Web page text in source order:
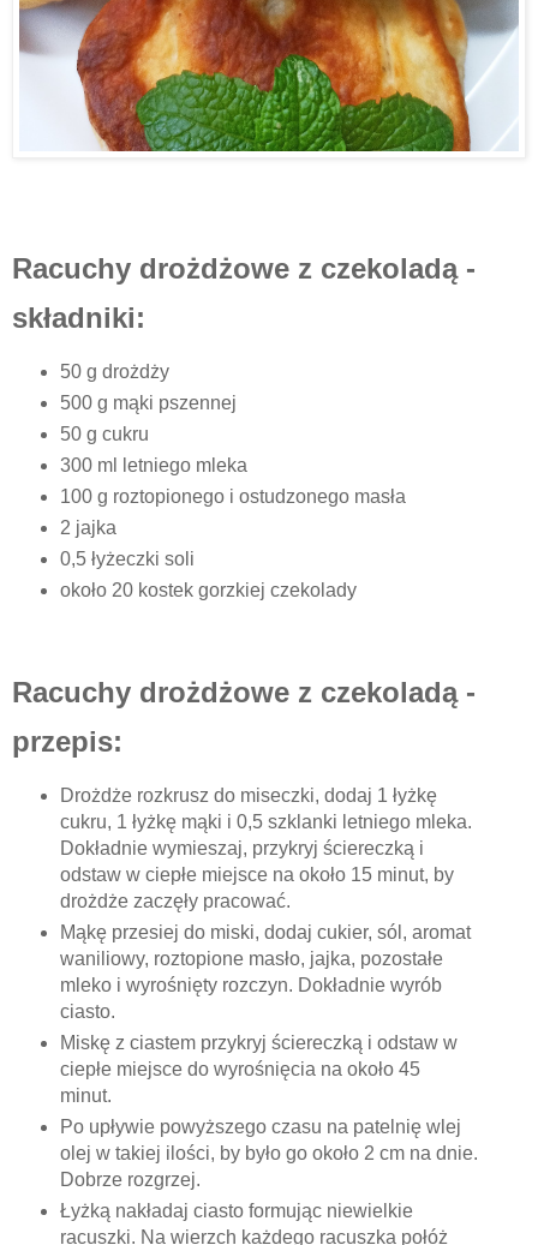
Racuchy drożdżowe z czekoladą -
składniki:
50 g drożdży
500 g mąki pszennej
50 g cukru
300 ml letniego mleka
100 g roztopionego i ostudzonego masła
2 jajka
0,5 łyżeczki soli
około 20 kostek gorzkiej czekolady
Racuchy drożdżowe z czekoladą -
przepis:
Drożdże rozkrusz do miseczki, dodaj 1 łyżkę
cukru, 1 łyżkę mąki i 0,5 szklanki letniego mleka.
Dokładnie wymieszaj, przykryj ściereczką i
odstaw w ciepłe miejsce na około 15 minut, by
drożdże zaczęły pracować.
Mąkę przesiej do miski, dodaj cukier, sól, aromat
waniliowy, roztopione masło, jajka, pozostałe
mleko i wyrośnięty rozczyn. Dokładnie wyrób
ciasto.
Miskę z ciastem przykryj ściereczką i odstaw w
ciepłe miejsce do wyrośnięcia na około 45
minut.
Po upływie powyższego czasu na patelnię wlej
olej w takiej ilości, by było go około 2 cm na dnie.
Dobrze rozgrzej.
Łyżką nakładaj ciasto formując niewielkie
racuszki. Na wierzch każdego racuszka połóż